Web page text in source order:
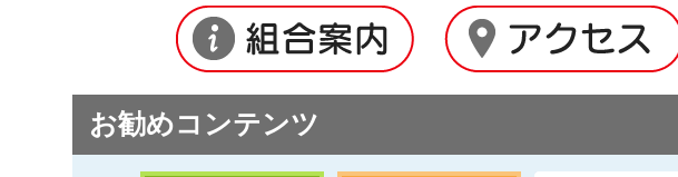
お勧めコンテンツ